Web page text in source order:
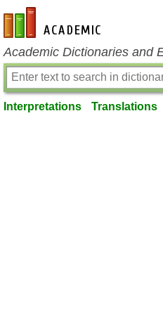
en-academic.com
Academic Dictionaries and
Interpretations Translations